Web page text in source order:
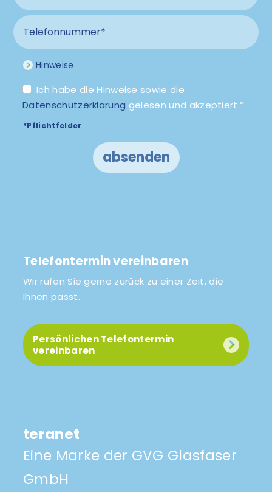
Telefonnummer
Hinweise
Ich habe die Hinweise sowie die
Datenschutzerklärung gelesen und akzeptiert.*
*Pflichtfelder
absenden
Telefontermin vereinbaren
Wir rufen Sie gerne zurück zu einer Zeit, die
Ihnen passt.
Persönlichen Telefontermin
vereinbaren
teranet
Eine Marke der GVG Glasfaser
GmbH